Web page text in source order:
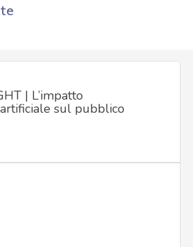
| L’impatto
sul pubblico